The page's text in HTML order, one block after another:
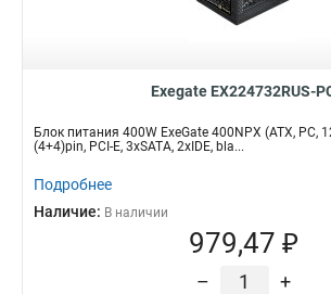
Exegate EX224732RUS-
Блок питания 400W ExeGate 400NPX (ATX, PC,
(4+4)pin, PCI-E, 3xSATA, 2xIDE, bla...
Подробнее
Наличие: В наличии
979,47 ₽
– +